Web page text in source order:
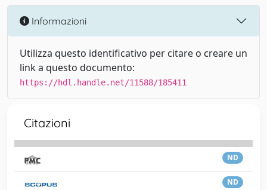
Informazioni
Utilizza questo identificativo per citare o creare un
link a questo documento:
https://hdl.handle.net/11588/185411
Citazioni
ND
ND